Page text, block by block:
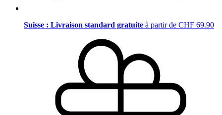
Suisse : Livraison standard gratuite à partir de CHF 69.90